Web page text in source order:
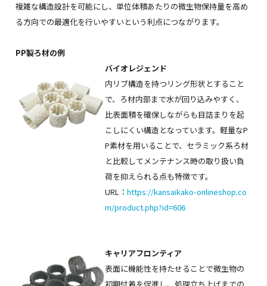
複雑な構造設計を可能にし、単位体積あたりの微生物保持量を高め
る方向での最適化を行いやすいという利点につながります。
PP製ろ材の例
バイオレジェンド
内リブ構造を持つリング形状とすること
で、ろ材内部まで水が回り込みやすく、
比表面積を確保しながらも目詰まりを起
こしにくい構造となっています。軽量なP
P素材を用いることで、セラミック系ろ材
と比較してメンテナンス時の取り扱い負
荷を抑えられる点も特徴です。
URL：https://kansaikako-onlineshop.co
m/product.php?id=606
キャリアフロンティア
表面に機能性を持たせることで微生物の